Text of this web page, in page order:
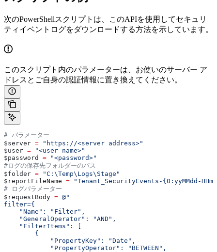
次のPowerShellスクリプトは、このAPIを使用してセキュリ
ティイベントログをダウンロードする方法を示しています。
このスクリプト内のパラメーターは、お使いのサーバー ア
ドレスとご自身の認証情報に置き換えてください。
# パラメーター
$server = "https://<server address>"
$user = "<user name>"
$password
= "<password>"
#ログの保存先フォルダーのパス
$folder = "C:\Temp\Logs\Stage"
$reportFileName = "Tenant_SecurityEvents-{0:yyMMdd-
# ログパラメーター
$requestBody = @"
filter={
    "Name": "Filter",
    "GeneralOperator": "AND",
    "FilterItems": [
        {
            "PropertyKey": "Date",
            "PropertyOperator": "BETWEEN",